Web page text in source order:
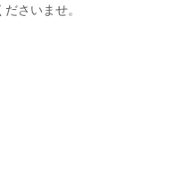
さいませ。